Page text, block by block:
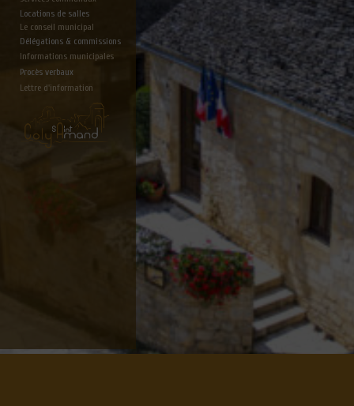
Locations de salles
Le conseil municipal
Délégations & commissions
Informations municipales
Lettre d'information
Procès verbaux